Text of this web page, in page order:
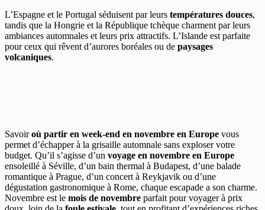
L’Espagne et le Portugal séduisent par leurs températures douces,
tandis que la Hongrie et la République tchèque charment par leurs
ambiances automnales et leurs prix attractifs. L’Islande est parfaite
pour ceux qui rêvent d’aurores boréales ou de paysages
volcaniques.
Savoiroù partir en week-end en novembre en Europe vous
permet d’échapper à la grisaille automnale sans exploser votre
budget. Qu’il s’agisse d’un voyage en novembre en Europe
ensoleillé à Séville, d’un bain thermal à Budapest, d’une balade
romantique à Prague, d’un concert à Reykjavik ou d’une
dégustation gastronomique à Rome, chaque escapade a son charme.
Novembre est le mois de novembre parfait pour voyager à prix